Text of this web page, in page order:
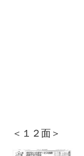
＜１２面＞